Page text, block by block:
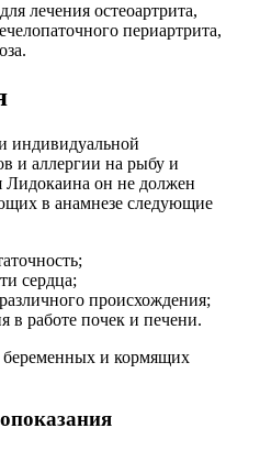
лечения остеоартрита,
периартрита,
индивидуальной
и аллергии на рыбу и
Лидокаина он не должен
в анамнезе следующие
сердца;
происхождения;
в работе почек и печени.
беременных и кормящих